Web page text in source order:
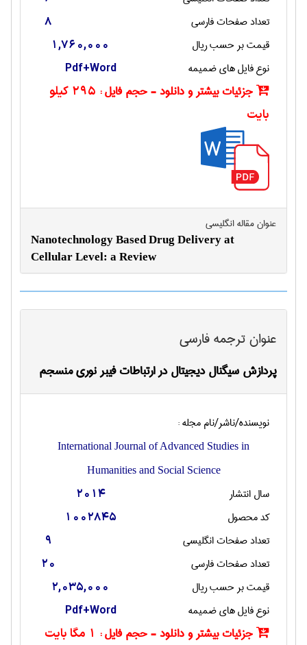
تعداد صفحات فارسی 8
قیمت بر حسب ریال 1,760,000
نوع فایل های ضمیمه Pdf+Word
جزئیات بیشتر و دانلود - حجم فایل :
295 کیلو
بایت
عنوان مقاله انگليسی
Nanotechnology Based Drug Delivery at
Cellular Level: a Review
عنوان ترجمه فارسی
پردازش سیگنال دیجیتال در ارتباطات فیبر نوری منسجم
نویسنده/ناشر/نام مجله :
International Journal of Advanced Studies in
Humanities and Social Science
سال انتشار 2014
کد محصول 1002845
تعداد صفحات انگليسی 9
تعداد صفحات فارسی 20
قیمت بر حسب ریال 2,035,000
نوع فایل های ضمیمه Pdf+Word
جزئیات بیشتر و دانلود - حجم فایل : 1 مگا بایت